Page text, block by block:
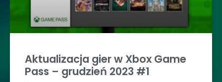
Aktualizacja gier w Xbox Game
Pass – grudzień 2023 #1